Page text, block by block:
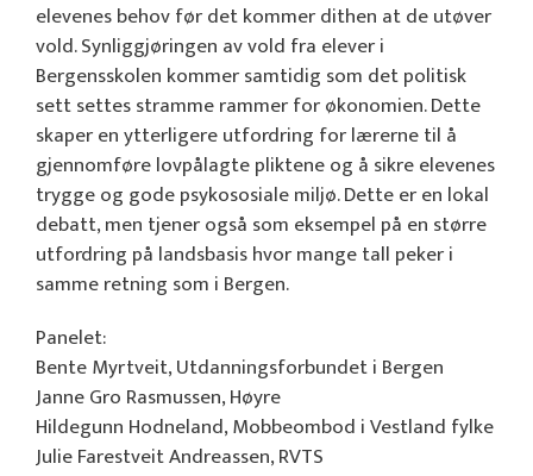
elevenes behov før det kommer dithen at de utøver
vold. Synliggjøringen av vold fra elever i
Bergensskolen kommer samtidig som det politisk
sett settes stramme rammer for økonomien. Dette
skaper en ytterligere utfordring for lærerne til å
gjennomføre lovpålagte pliktene og å sikre elevenes
trygge og gode psykososiale miljø. Dette er en lokal
debatt, men tjener også som eksempel på en større
utfordring på landsbasis hvor mange tall peker i
samme retning som i Bergen.
Panelet:
Bente Myrtveit, Utdanningsforbundet i Bergen
Janne Gro Rasmussen, Høyre
Hildegunn Hodneland, Mobbeombod i Vestland fylke
Julie Farestveit Andreassen, RVTS